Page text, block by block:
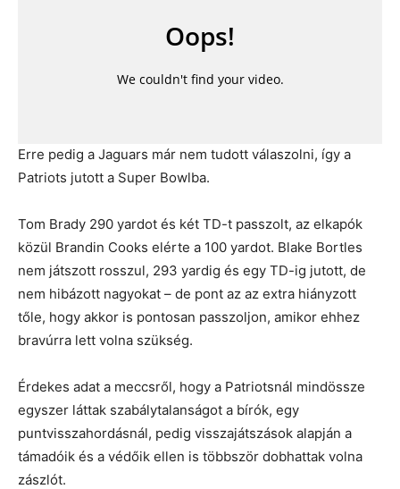
Erre pedig a Jaguars már nem tudott válaszolni, így a
Patriots jutott a Super Bowlba.
Tom Brady 290 yardot és két TD-t passzolt, az elkapók
közül Brandin Cooks elérte a 100 yardot. Blake Bortles
nem játszott rosszul, 293 yardig és egy TD-ig jutott, de
nem hibázott nagyokat – de pont az az extra hiányzott
tőle, hogy akkor is pontosan passzoljon, amikor ehhez
bravúrra lett volna szükség.
Érdekes adat a meccsről, hogy a Patriotsnál mindössze
egyszer láttak szabálytalanságot a bírók, egy
puntvisszahordásnál, pedig visszajátszások alapján a
támadóik és a védőik ellen is többször dobhattak volna
zászlót.